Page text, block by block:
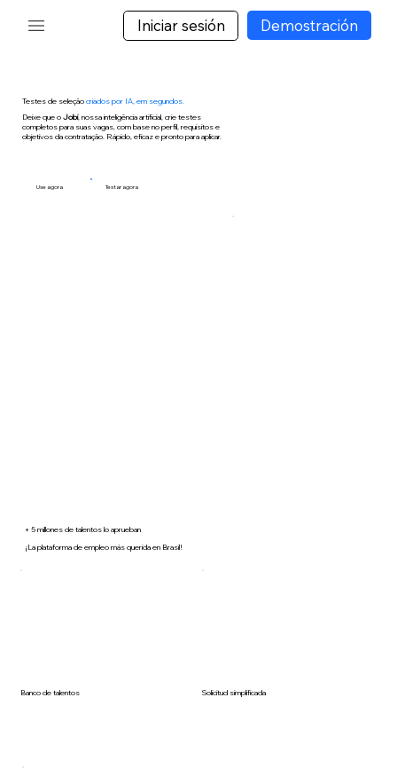
Iniciar sesión Demostración
Testes de seleçãocriados por IA, em segundos.
Deixe que oJobi, nossa inteligência artificial, crie testes
completos para suas vagas, com base no perfil, requisitos e
objetivos da contratação. Rápido, eficaz e pronto para aplicar.
Use agora Testar agora
+ 5 millones de talentos lo aprueban
¡La plataforma de empleo más querida en Brasil!
Banco de talentos Solicitud simplificada